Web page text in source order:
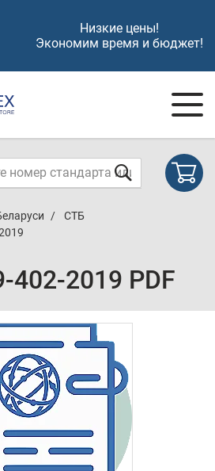
Низкие цены!
Экономим время и бюджет!
СТБ
402-2019 PDF